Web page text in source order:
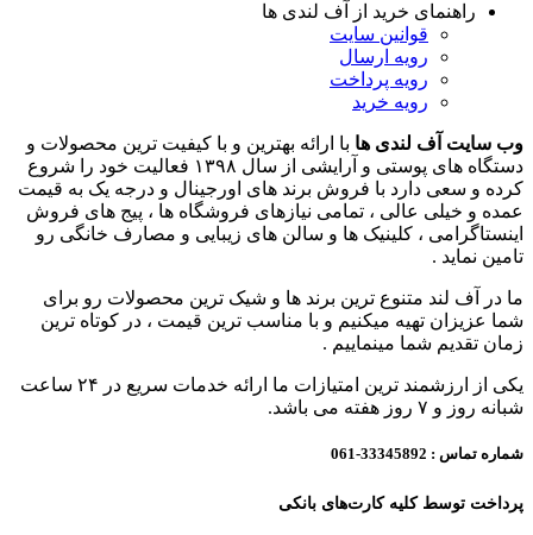
راهنمای خرید از آف لندی ها
قوانین سایت
رویه ارسال
رویه پرداخت
رویه خرید
وب سایت آف لندی ها با ارائه بهترین و با کیفیت ترین محصولات و
دستگاه های پوستی و آرایشی از سال ۱۳۹۸ فعالیت خود را شروع
کرده و سعی دارد با فروش برند های اورجینال و درجه یک به قیمت
عمده و خیلی عالی ، تمامی نیازهای فروشگاه ها ، پیج های فروش
اینستاگرامی ، کلینیک ها و سالن های زیبایی و مصارف خانگی رو
تامین نماید .
ما در آف لند متنوع ترین برند ها و شیک ترین محصولات رو برای
شما عزیزان تهیه میکنیم و با مناسب ترین قیمت ، در کوتاه ترین
زمان تقدیم شما مینماییم .
یکی از ارزشمند ترین امتیازات ما ارائه خدمات سریع در ۲۴ ساعت
شبانه روز و ۷ روز هفته می باشد.
شماره تماس : 33345892-061
پرداخت توسط کلیه کارت‌های بانکی